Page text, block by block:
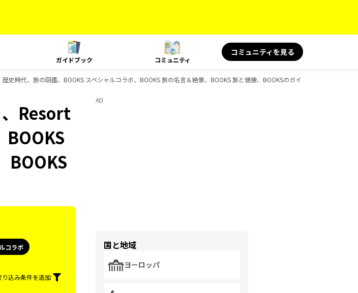
ガイドブック コミュニティ
コミュニティを見る
時代、旅の図鑑、BOOKS スペシャルコラボ、BOOKS 旅の名言＆絶景、BOOKS 旅と健康、BOOKSのガイドブック一覧
Resort
BOOKS
BOOKS
コラボ
り込み条件を追加
AD
国と地域
ヨーロッパ